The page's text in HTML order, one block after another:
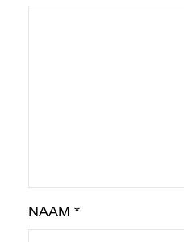
NAAM *